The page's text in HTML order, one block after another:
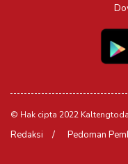
© Hak cipta 2022
Redaksi Pedoman